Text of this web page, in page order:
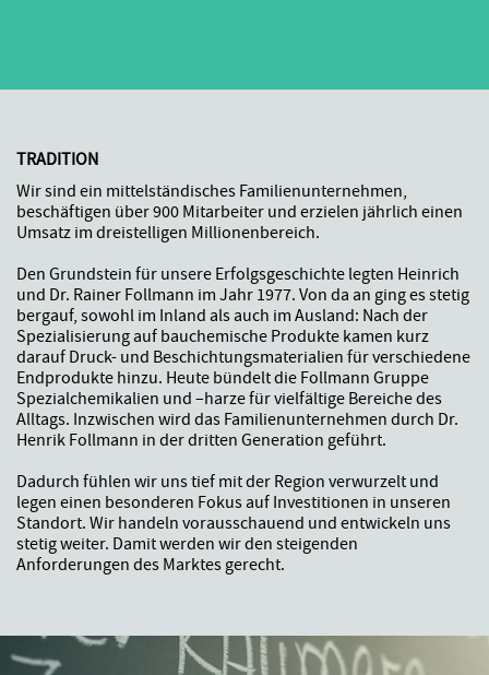
TRADITION
Wir sind ein mittelständisches Familienunternehmen,
beschäftigen über 900 Mitarbeiter und erzielen jährlich einen
Umsatz im dreistelligen Millionenbereich.
Den Grundstein für unsere Erfolgsgeschichte legten Heinrich
und Dr. Rainer Follmann im Jahr 1977. Von da an ging es stetig
bergauf, sowohl im Inland als auch im Ausland: Nach der
Spezialisierung auf bauchemische Produkte kamen kurz
darauf Druck- und Beschichtungsmaterialien für verschiedene
Endprodukte hinzu. Heute bündelt die Follmann Gruppe
Spezialchemikalien und –harze für vielfältige Bereiche des
Alltags. Inzwischen wird das Familienunternehmen durch Dr.
Henrik Follmann in der dritten Generation geführt.
Dadurch fühlen wir uns tief mit der Region verwurzelt und
legen einen besonderen Fokus auf Investitionen in unseren
Standort. Wir handeln vorausschauend und entwickeln uns
stetig weiter. Damit werden wir den steigenden
Anforderungen des Marktes gerecht.